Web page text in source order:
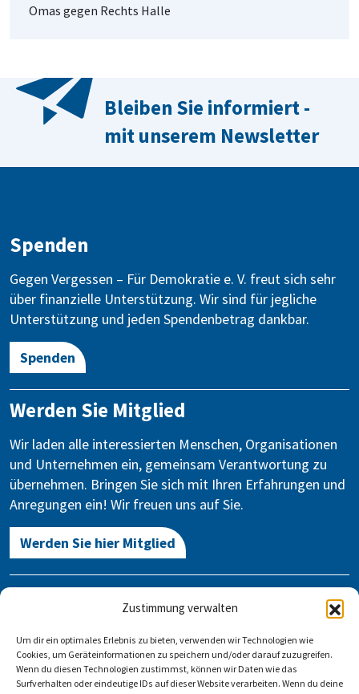
Zustimmung verwalten
Um dir ein optimales Erlebnis zu bieten, verwenden wir Technologien wie
Cookies, um Geräteinformationen zu speichern und/oder darauf zuzugreifen.
Wenn du diesen Technologien zustimmst, können wir Daten wie das
Surfverhalten oder eindeutige IDs auf dieser Website verarbeiten. Wenn du deine
Omas gegen Rechts Halle
Bleiben Sie informiert -
mit unserem Newsletter
Spenden
Gegen Vergessen – Für Demokratie e. V. freut sich sehr
über finanzielle Unterstützung. Wir sind für jegliche
Unterstützung und jeden Spendenbetrag dankbar.
Spenden
Werden Sie Mitglied
Wir laden alle interessierten Menschen, Organisationen
und Unternehmen ein, gemeinsam Verantwortung zu
übernehmen. Bringen Sie sich mit Ihren Erfahrungen und
Anregungen ein! Wir freuen uns auf Sie.
Werden Sie hier Mitglied
Kontakt
Stauffenbergstraße 13-14
10785 Berlin